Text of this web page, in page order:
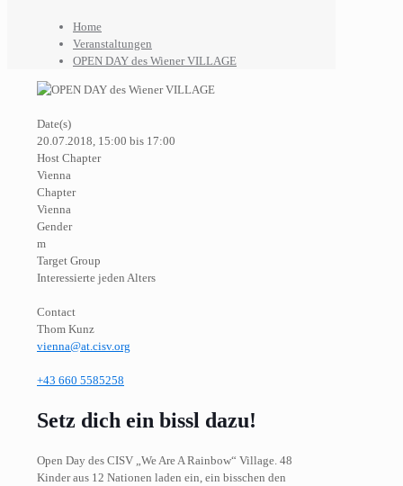
Home
Veranstaltungen
OPEN DAY des Wiener VILLAGE
Date(s)
20.07.2018, 15:00 bis 17:00
Host Chapter
Vienna
Chapter
Vienna
Gender
m
Target Group
Interessierte jeden Alters
Contact
Thom Kunz
vienna@at.cisv.org
+43 660 5585258
Setz dich ein bissl dazu!
Open Day des CISV „We Are A Rainbow“ Village. 48
Kinder aus 12 Nationen laden ein, ein bisschen den